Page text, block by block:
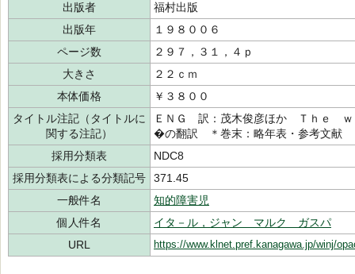
出版者
福村出版
出版年
１９８００６
ページ数
２９７，３１，４ｐ
大きさ
２２ｃｍ
本体価格
￥３８００
タイトル注記（タイトルに
関する注記）
ＥＮＧ 訳：茂木俊彦ほか Ｔｈｅ
�の翻訳 ＊巻末：略年表・参考文献
採用分類表
NDC8
採用分類表による分類記号
371.45
一般件名
知的障害児
個人件名
イタ－ル，ジャン マルク ガスパ
URL
https://www.klnet.pref.kanagawa.jp/winj/